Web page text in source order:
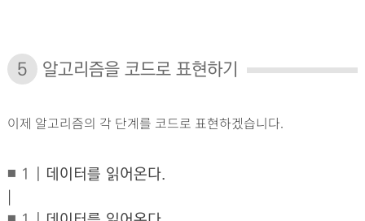
s
5 알고리즘을 코드로 표현하기
이제 알고리즘의 각 단계를 코드로 표현하겠습니다.
■ 1 데이터를 읽어온다.